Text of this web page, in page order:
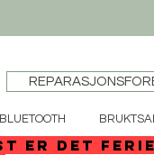
BLUETOOTH
er det